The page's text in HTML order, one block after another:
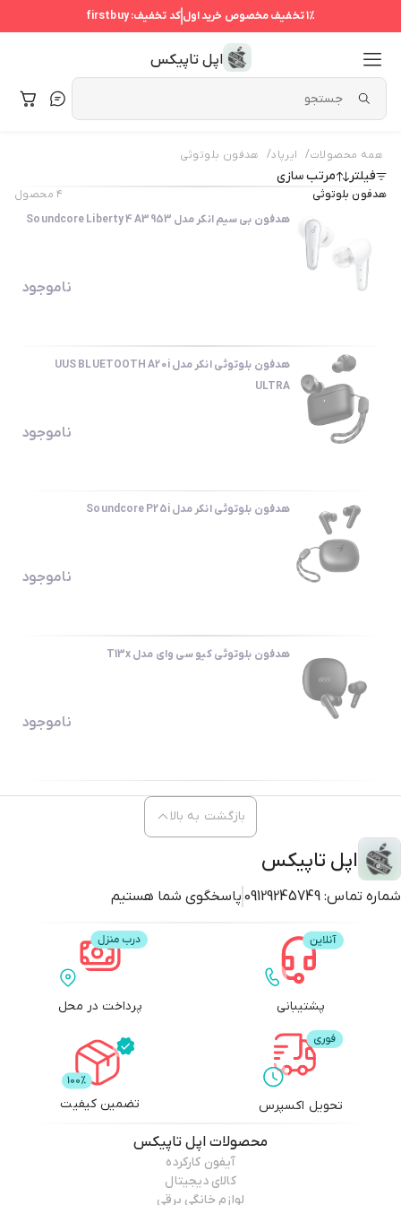
1%تخفیف مخصوص خرید اول کد تخفیف:firstbuy
اپل تاپیکس
همه محصولات/ ایرپاد/ هدفون بلوتوثی
فیلتر مرتب سازی
هدفون بلوتوثی ۴محصول
هدفون بی سیم انکر مدل Soundcore Liberty 4 A3953
ناموجود
هدفون بلوتوثی انکر مدل UUS BLUETOOTH A20i
ULTRA
ناموجود
هدفون بلوتوثی انکر مدل Soundcore P25i
ناموجود
هدفون بلوتوثی کیو سی وای مدل T13x
ناموجود
اپل تاپیکس
شماره تماس: 09129245749 پاسخگوی شما هستیم
بازگشت به بالا
پشتیبانی پرداخت در محل
تحویل اکسپرس تضمین کیفیت
محصولات اپل تاپیکس
آیفون کارکرده
کالای دیجیتال
لوازم خانگی برقی